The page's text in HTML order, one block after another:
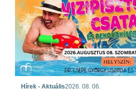
Hírek - Aktuális2026. 08. 06.